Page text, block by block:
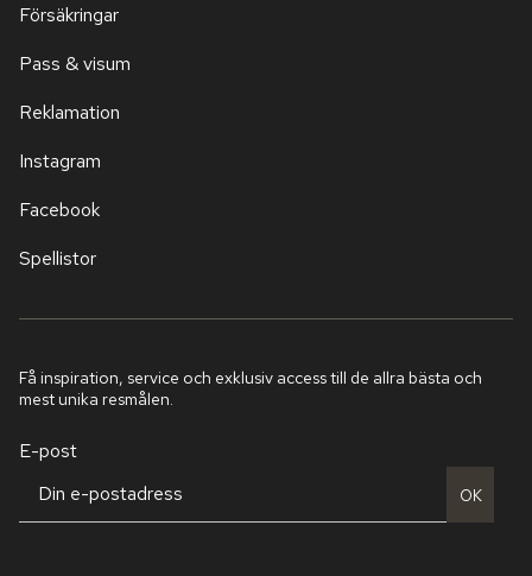
Försäkringar
Pass & visum
Reklamation
Instagram
Facebook
Spellistor
Få inspiration, service och exklusiv access till de allra bästa och
mest unika resmålen.
E-post
OK